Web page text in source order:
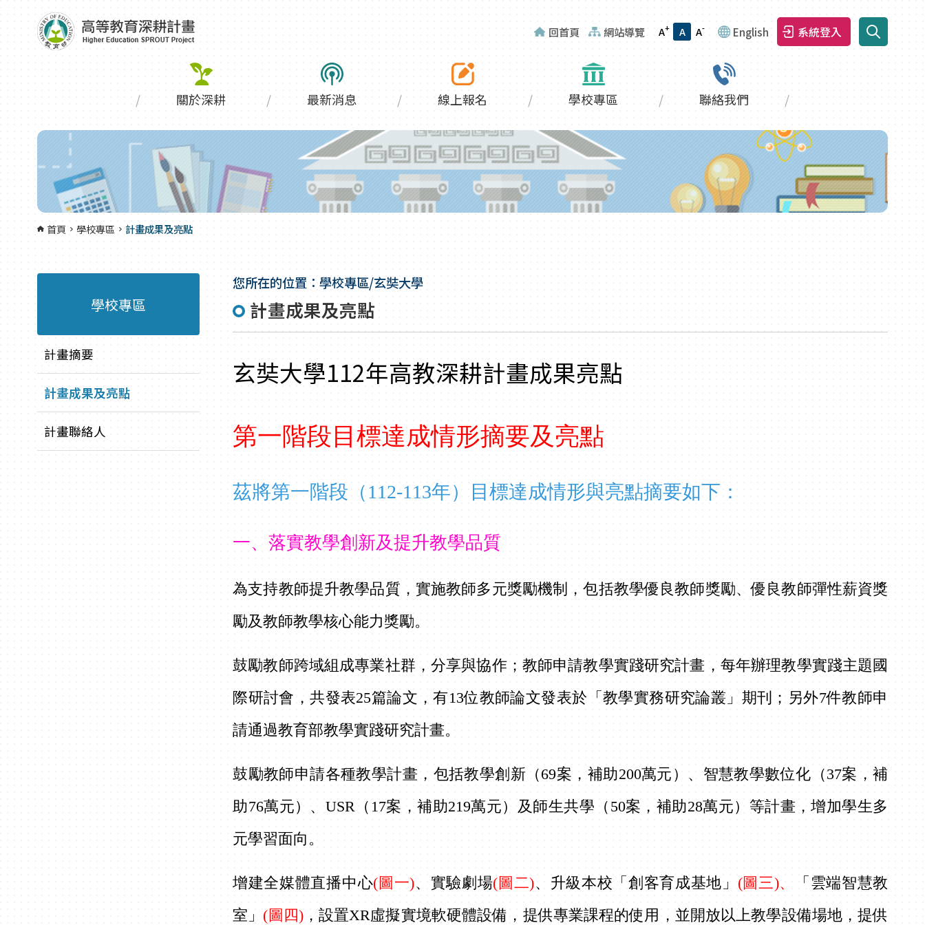
回首頁 網站導覽 A+ A A- English 系統登入
關於深耕 最新消息 線上報名 學校專區 聯絡我們
首頁 學校專區 計畫成果及亮點
學校專區
計畫摘要
計畫成果及亮點
計畫聯絡人
您所在的位置：學校專區/玄奘大學
計畫成果及亮點
玄奘大學112年高教深耕計畫成果亮點
第一階段目標達成情形摘要及亮點
茲將第一階段（112-113年）目標達成情形與亮點摘要如下：
一、落實教學創新及提升教學品質
為支持教師提升教學品質，實施教師多元獎勵機制，包括教學優良教師獎勵、優良教師彈性薪資獎
勵及教師教學核心能力獎勵。
鼓勵教師跨域組成專業社群，分享與協作；教師申請教學實踐研究計畫，每年辦理教學實踐主題國
際研討會，共發表25篇論文，有13位教師論文發表於「教學實務研究論叢」期刊；另外7件教師申
請通過教育部教學實踐研究計畫。
鼓勵教師申請各種教學計畫，包括教學創新（69案，補助200萬元）、智慧教學數位化（37案，補
助76萬元）、USR（17案，補助219萬元）及師生共學（50案，補助28萬元）等計畫，增加學生多
元學習面向。
增建全媒體直播中心(圖一)、實驗劇場(圖二)、升級本校「創客育成基地」 (圖三)、
「雲端智慧教
室」 (圖四)，設置XR虛擬實境軟硬體設備，提供專業課程的使用，並開放以上教學設備場地，提供